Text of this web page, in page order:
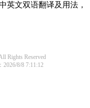
英文双语翻译及用法，
Rights Reserved
8/8 7:11:12